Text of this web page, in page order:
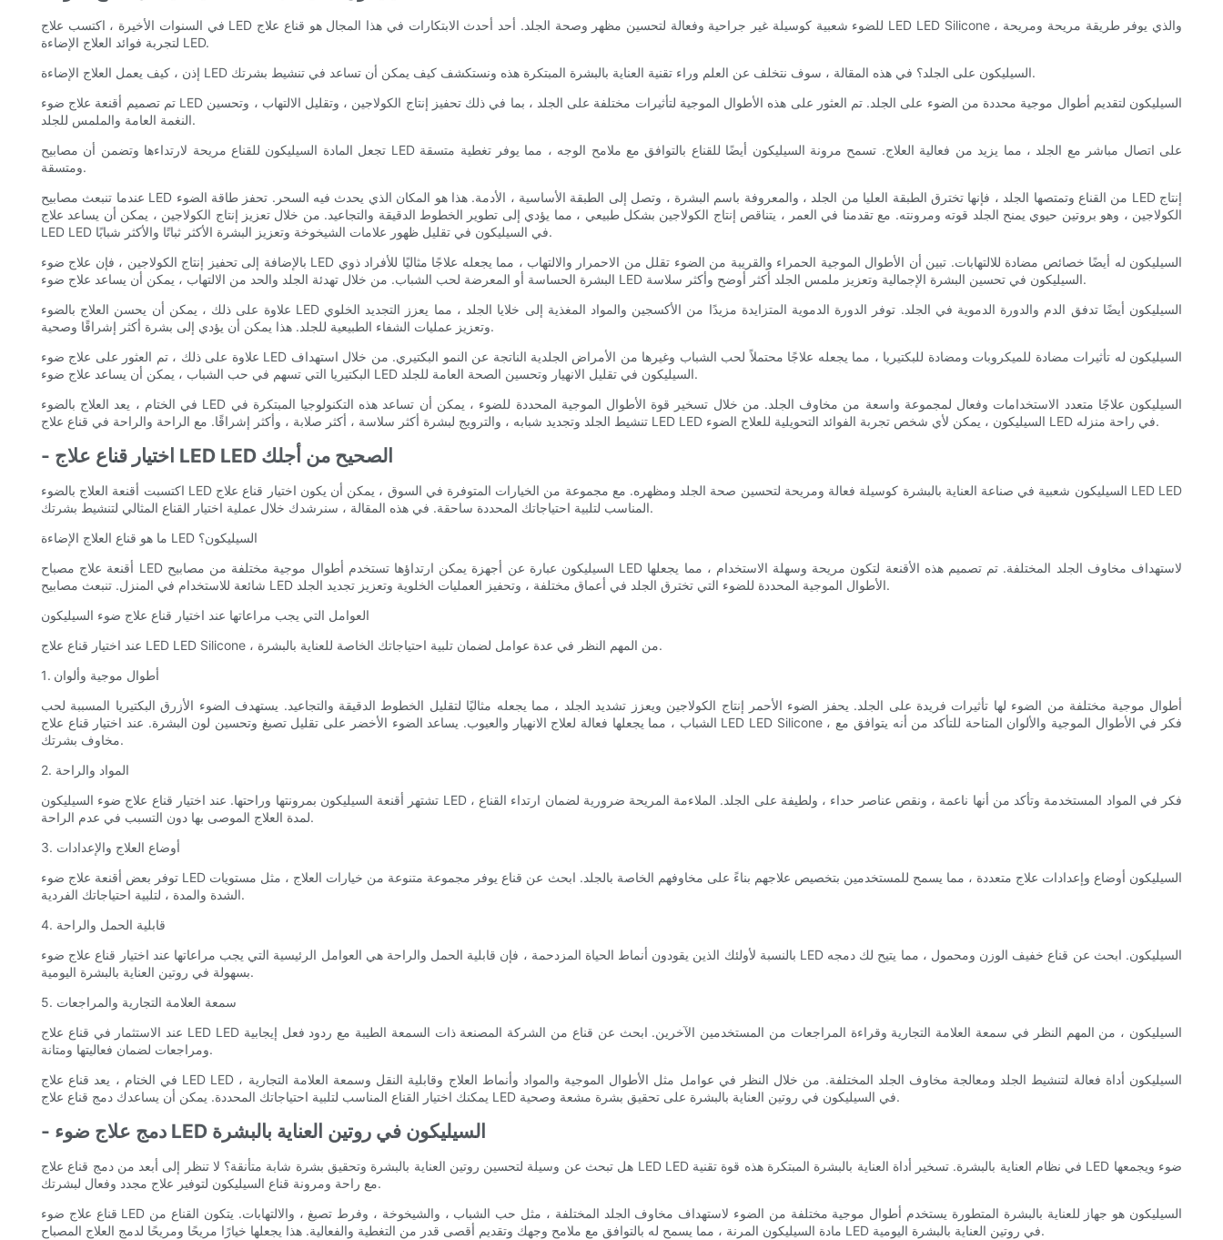
في السنوات الأخيرة ، اكتسب علاج LED للضوء شعبية كوسيلة غير جراحية وفعالة لتحسين مظهر وصحة الجلد. أحد أحدث الابتكارات في هذا المجال هو قناع علاج LED LED Silicone ، والذي يوفر طريقة مريحة ومريحة
لتجربة فوائد العلاج الإضاءة LED.
إذن ، كيف يعمل العلاج الإضاءة LED السيليكون على الجلد؟ في هذه المقالة ، سوف نتخلف عن العلم وراء تقنية العناية بالبشرة المبتكرة هذه ونستكشف كيف يمكن أن تساعد في تنشيط بشرتك.
تم تصميم أقنعة علاج ضوء LED السيليكون لتقديم أطوال موجية محددة من الضوء على الجلد. تم العثور على هذه الأطوال الموجية لتأثيرات مختلفة على الجلد ، بما في ذلك تحفيز إنتاج الكولاجين ، وتقليل الالتهاب ، وتحسين
النغمة العامة والملمس للجلد.
تجعل المادة السيليكون للقناع مريحة لارتداءها وتضمن أن مصابيح LED على اتصال مباشر مع الجلد ، مما يزيد من فعالية العلاج. تسمح مرونة السيليكون أيضًا للقناع بالتوافق مع ملامح الوجه ، مما يوفر تغطية متسقة
ومتسقة.
عندما تنبعث مصابيح LED من القناع وتمتصها الجلد ، فإنها تخترق الطبقة العليا من الجلد ، والمعروفة باسم البشرة ، وتصل إلى الطبقة الأساسية ، الأدمة. هذا هو المكان الذي يحدث فيه السحر. تحفز طاقة الضوء LED إنتاج
الكولاجين ، وهو بروتين حيوي يمنح الجلد قوته ومرونته. مع تقدمنا ​​في العمر ، يتناقص إنتاج الكولاجين بشكل طبيعي ، مما يؤدي إلى تطوير الخطوط الدقيقة والتجاعيد. من خلال تعزيز إنتاج الكولاجين ، يمكن أن يساعد علاج
LED LED في السيليكون في تقليل ظهور علامات الشيخوخة وتعزيز البشرة الأكثر ثباتًا والأكثر شبابًا.
بالإضافة إلى تحفيز إنتاج الكولاجين ، فإن علاج ضوء LED السيليكون له أيضًا خصائص مضادة للالتهابات. تبين أن الأطوال الموجية الحمراء والقريبة من الضوء تقلل من الاحمرار والالتهاب ، مما يجعله علاجًا مثاليًا للأفراد ذوي
البشرة الحساسة أو المعرضة لحب الشباب. من خلال تهدئة الجلد والحد من الالتهاب ، يمكن أن يساعد علاج ضوء LED السيليكون في تحسين البشرة الإجمالية وتعزيز ملمس الجلد أكثر أوضح وأكثر سلاسة.
علاوة على ذلك ، يمكن أن يحسن العلاج بالضوء LED السيليكون أيضًا تدفق الدم والدورة الدموية في الجلد. توفر الدورة الدموية المتزايدة مزيدًا من الأكسجين والمواد المغذية إلى خلايا الجلد ، مما يعزز التجديد الخلوي
وتعزيز عمليات الشفاء الطبيعية للجلد. هذا يمكن أن يؤدي إلى بشرة أكثر إشراقًا وصحية.
علاوة على ذلك ، تم العثور على علاج ضوء LED السيليكون له تأثيرات مضادة للميكروبات ومضادة للبكتيريا ، مما يجعله علاجًا محتملاً لحب الشباب وغيرها من الأمراض الجلدية الناتجة عن النمو البكتيري. من خلال استهداف
البكتيريا التي تسهم في حب الشباب ، يمكن أن يساعد علاج ضوء LED السيليكون في تقليل الانهيار وتحسين الصحة العامة للجلد.
في الختام ، يعد العلاج بالضوء LED السيليكون علاجًا متعدد الاستخدامات وفعال لمجموعة واسعة من مخاوف الجلد. من خلال تسخير قوة الأطوال الموجية المحددة للضوء ، يمكن أن تساعد هذه التكنولوجيا المبتكرة في
تنشيط الجلد وتجديد شبابه ، والترويج لبشرة أكثر سلاسة ، أكثر صلابة ، وأكثر إشراقًا. مع الراحة والراحة في قناع علاج LED LED السيليكون ، يمكن لأي شخص تجربة الفوائد التحويلية للعلاج الضوء LED في راحة منزله.
- اختيار قناع علاج LED LED الصحيح من أجلك
اكتسبت أقنعة العلاج بالضوء LED السيليكون شعبية في صناعة العناية بالبشرة كوسيلة فعالة ومريحة لتحسين صحة الجلد ومظهره. مع مجموعة من الخيارات المتوفرة في السوق ، يمكن أن يكون اختيار قناع علاج LED LED
المناسب لتلبية احتياجاتك المحددة ساحقة. في هذه المقالة ، سنرشدك خلال عملية اختيار القناع المثالي لتنشيط بشرتك.
ما هو قناع العلاج الإضاءة LED السيليكون؟
أقنعة علاج مصباح LED السيليكون عبارة عن أجهزة يمكن ارتداؤها تستخدم أطوال موجية مختلفة من مصابيح LED لاستهداف مخاوف الجلد المختلفة. تم تصميم هذه الأقنعة لتكون مريحة وسهلة الاستخدام ، مما يجعلها
شائعة للاستخدام في المنزل. تنبعث مصابيح LED الأطوال الموجية المحددة للضوء التي تخترق الجلد في أعماق مختلفة ، وتحفيز العمليات الخلوية وتعزيز تجديد الجلد.
العوامل التي يجب مراعاتها عند اختيار قناع علاج ضوء السيليكون
عند اختيار قناع علاج LED LED Silicone ، من المهم النظر في عدة عوامل لضمان تلبية احتياجاتك الخاصة للعناية بالبشرة.
1. أطوال موجية وألوان
أطوال موجية مختلفة من الضوء لها تأثيرات فريدة على الجلد. يحفز الضوء الأحمر إنتاج الكولاجين ويعزز تشديد الجلد ، مما يجعله مثاليًا لتقليل الخطوط الدقيقة والتجاعيد. يستهدف الضوء الأزرق البكتيريا المسببة لحب
الشباب ، مما يجعلها فعالة لعلاج الانهيار والعيوب. يساعد الضوء الأخضر على تقليل تصبغ وتحسين لون البشرة. عند اختيار قناع علاج LED LED Silicone ، فكر في الأطوال الموجية والألوان المتاحة للتأكد من أنه يتوافق مع
مخاوف بشرتك.
2. المواد والراحة
تشتهر أقنعة السيليكون بمرونتها وراحتها. عند اختيار قناع علاج ضوء السيليكون LED ، فكر في المواد المستخدمة وتأكد من أنها ناعمة ، ونقص عناصر حداء ، ولطيفة على الجلد. الملاءمة المريحة ضرورية لضمان ارتداء القناع
لمدة العلاج الموصى بها دون التسبب في عدم الراحة.
3. أوضاع العلاج والإعدادات
توفر بعض أقنعة علاج ضوء LED السيليكون أوضاع وإعدادات علاج متعددة ، مما يسمح للمستخدمين بتخصيص علاجهم بناءً على مخاوفهم الخاصة بالجلد. ابحث عن قناع يوفر مجموعة متنوعة من خيارات العلاج ، مثل مستويات
الشدة والمدة ، لتلبية احتياجاتك الفردية.
4. قابلية الحمل والراحة
بالنسبة لأولئك الذين يقودون أنماط الحياة المزدحمة ، فإن قابلية الحمل والراحة هي العوامل الرئيسية التي يجب مراعاتها عند اختيار قناع علاج ضوء LED السيليكون. ابحث عن قناع خفيف الوزن ومحمول ، مما يتيح لك دمجه
بسهولة في روتين العناية بالبشرة اليومية.
5. سمعة العلامة التجارية والمراجعات
عند الاستثمار في قناع علاج LED LED السيليكون ، من المهم النظر في سمعة العلامة التجارية وقراءة المراجعات من المستخدمين الآخرين. ابحث عن قناع من الشركة المصنعة ذات السمعة الطيبة مع ردود فعل إيجابية
ومراجعات لضمان فعاليتها ومتانة.
في الختام ، يعد قناع علاج LED LED السيليكون أداة فعالة لتنشيط الجلد ومعالجة مخاوف الجلد المختلفة. من خلال النظر في عوامل مثل الأطوال الموجية والمواد وأنماط العلاج وقابلية النقل وسمعة العلامة التجارية ،
يمكنك اختيار القناع المناسب لتلبية احتياجاتك المحددة. يمكن أن يساعدك دمج قناع علاج LED في السيليكون في روتين العناية بالبشرة على تحقيق بشرة مشعة وصحية.
- دمج علاج ضوء LED السيليكون في روتين العناية بالبشرة
هل تبحث عن وسيلة لتحسين روتين العناية بالبشرة وتحقيق بشرة شابة متأنقة؟ لا تنظر إلى أبعد من دمج قناع علاج LED LED في نظام العناية بالبشرة. تسخير أداة العناية بالبشرة المبتكرة هذه قوة تقنية LED ضوء ويجمعها
مع راحة ومرونة قناع السيليكون لتوفير علاج مجدد وفعال لبشرتك.
قناع علاج ضوء LED السيليكون هو جهاز للعناية بالبشرة المتطورة يستخدم أطوال موجية مختلفة من الضوء لاستهداف مخاوف الجلد المختلفة ، مثل حب الشباب ، والشيخوخة ، وفرط تصبغ ، والالتهابات. يتكون القناع من
مادة السيليكون المرنة ، مما يسمح له بالتوافق مع ملامح وجهك وتقديم أقصى قدر من التغطية والفعالية. هذا يجعلها خيارًا مريحًا ومريحًا لدمج العلاج المصباح LED في روتين العناية بالبشرة اليومية.